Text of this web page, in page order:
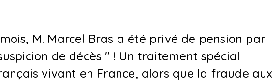
M. Marcel Bras a été privé de pension par
de décès " ! Un traitement spécial
vivant en France, alors que la fraude aux